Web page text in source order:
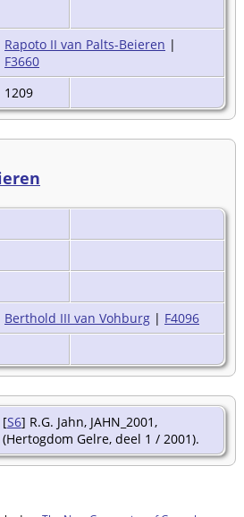
Rapoto II van Palts-Beieren |
F3660
1209
Berthold III van Vohburg | F4096
[S6] R.G. Jahn, JAHN_2001,
(Hertogdom Gelre, deel 1 / 2001).